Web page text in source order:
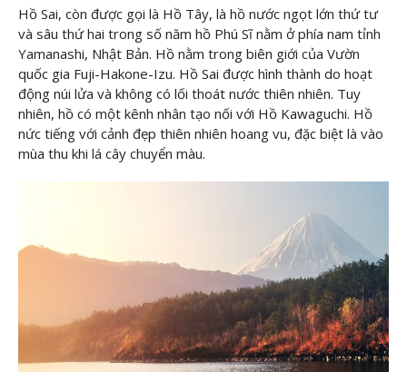
Hồ Sai, còn được gọi là Hồ Tây, là hồ nước ngọt lớn thứ tư
và sâu thứ hai trong số năm hồ Phú Sĩ nằm ở phía nam tỉnh
Yamanashi, Nhật Bản. Hồ nằm trong biên giới của Vườn
quốc gia Fuji-Hakone-Izu. Hồ Sai được hình thành do hoạt
động núi lửa và không có lối thoát nước thiên nhiên. Tuy
nhiên, hồ có một kênh nhân tạo nối với Hồ Kawaguchi. Hồ
nức tiếng với cảnh đẹp thiên nhiên hoang vu, đặc biệt là vào
mùa thu khi lá cây chuyển màu.